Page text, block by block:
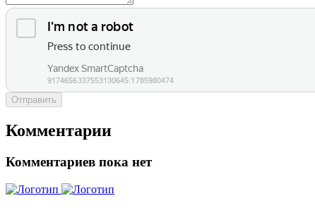
Отправить
Комментарии
Комментариев пока нет